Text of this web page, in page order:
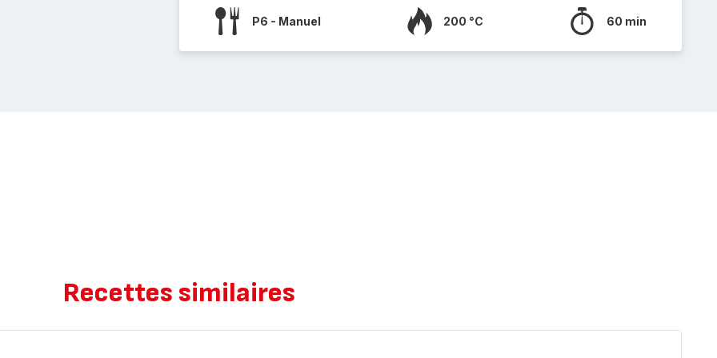
P6 - Manuel 200 °C 60 min
Recettes similaires